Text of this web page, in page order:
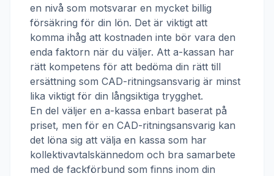
en nivå som motsvarar en mycket billig
försäkring för din lön. Det är viktigt att
komma ihåg att kostnaden inte bör vara den
enda faktorn när du väljer. Att a-kassan har
rätt kompetens för att bedöma din rätt till
ersättning som CAD-ritningsansvarig är minst
lika viktigt för din långsiktiga trygghet.
En del väljer en a-kassa enbart baserat på
priset, men för en CAD-ritningsansvarig kan
det löna sig att välja en kassa som har
kollektivavtalskännedom och bra samarbete
med de fackförbund som finns inom din